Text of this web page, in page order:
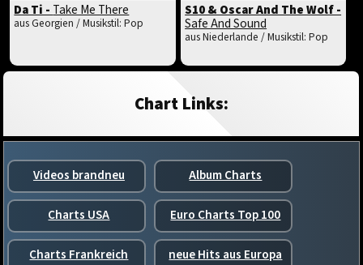
Da Ti -Take Me There
aus Georgien / Musikstil: Pop
S10 & Oscar And The Wolf -
Safe And Sound
aus Niederlande / Musikstil: Pop
Chart Links:
Videos brandneu Album Charts
Charts USA Euro Charts Top 100
Charts Frankreich neue Hits aus Europa